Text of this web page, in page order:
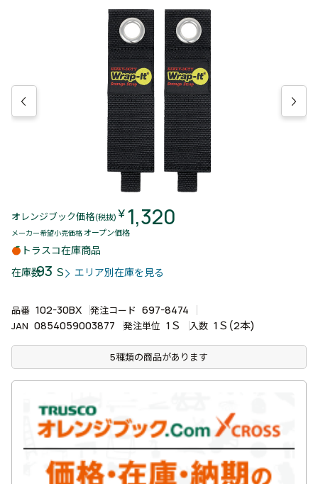
オレンジブック価格(税抜) ￥ 1,320
メーカー希望小売価格 オープン価格
トラスコ在庫商品
在庫数93 Ｓ エリア別在庫を見る
品番 102-30BX 発注コード 697-8474
JAN 0854059003877 発注単位 1Ｓ 入数 1Ｓ(2本)
5種類の商品があります